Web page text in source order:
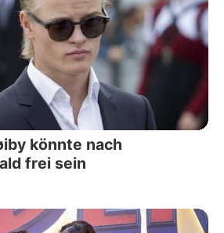
könnte nach
frei sein